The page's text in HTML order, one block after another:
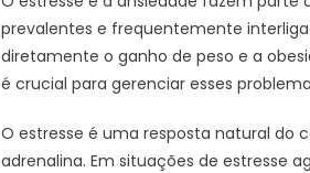
prevalentes e frequentemente
diretamente o ganho de peso e a
é crucial para gerenciar esses
O estresse é uma resposta natural do
adrenalina. Em situações de estresse